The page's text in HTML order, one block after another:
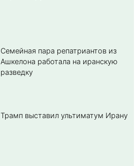
Семейная пара репатриантов из
Ашкелона работала на иранскую
разведку
Трамп выставил ультиматум Ирану